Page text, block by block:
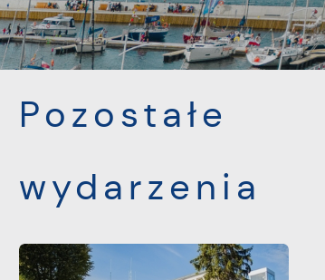
POPRZEDNI NASTĘPNY
Pozostałe
wydarzenia